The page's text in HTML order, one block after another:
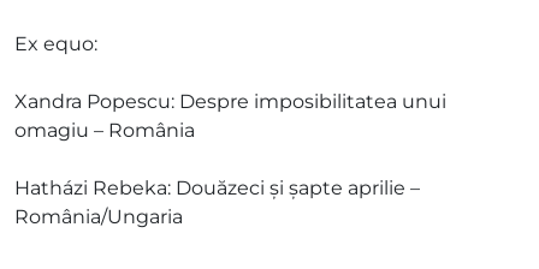
Ex equo:
Xandra Popescu: Despre imposibilitatea unui
omagiu – România
Hatházi Rebeka: Douăzeci și șapte aprilie –
România/Ungaria